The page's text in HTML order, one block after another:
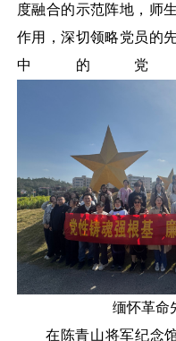
度融合的示范阵地，师
作用，深切领略党员的
中的
缅怀革命
在陈青山将军纪念